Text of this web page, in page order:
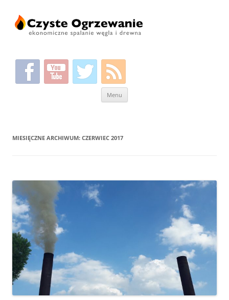
Menu
MIESIĘCZNE ARCHIWUM: CZERWIEC 2017